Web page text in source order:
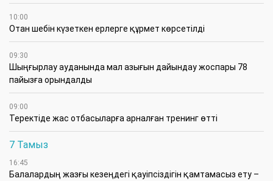
10:00
Отан шебін күзеткен ерлерге құрмет көрсетілді
09:30
​Шыңғырлау ауданында мал азығын дайындау жоспары 78
пайызға орындалды
09:00
​Теректіде жас отбасыларға арналған тренинг өтті
7 Тамыз
16:45
Балалардың жазғы кезеңдегі қауіпсіздігін қамтамасыз ету –